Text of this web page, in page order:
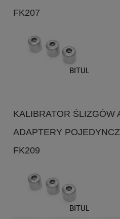
FK207
KALIBRATOR ŚLIZGÓW
ADAPTERY
FK209